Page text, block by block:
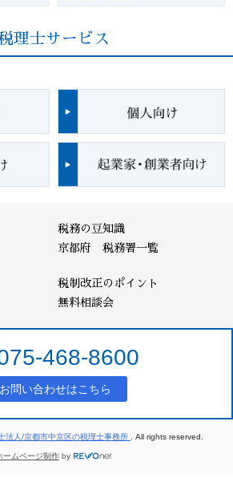
理士サービス
税務の豆知識
京都府 税務署一覧
税制改正のポイント
無料相談会
468-8600
お問い合わせはこちら
法人/京都市中京区の税理士事務所 . All rights reserved.
ームページ制作by